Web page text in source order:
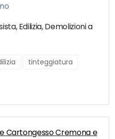
Edilizia, Demolizioni a
tinteggiatura
Cartongesso Cremona e